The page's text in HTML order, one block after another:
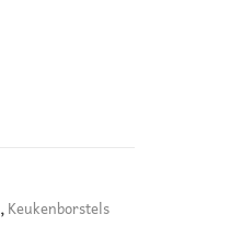
,Keukenborstels